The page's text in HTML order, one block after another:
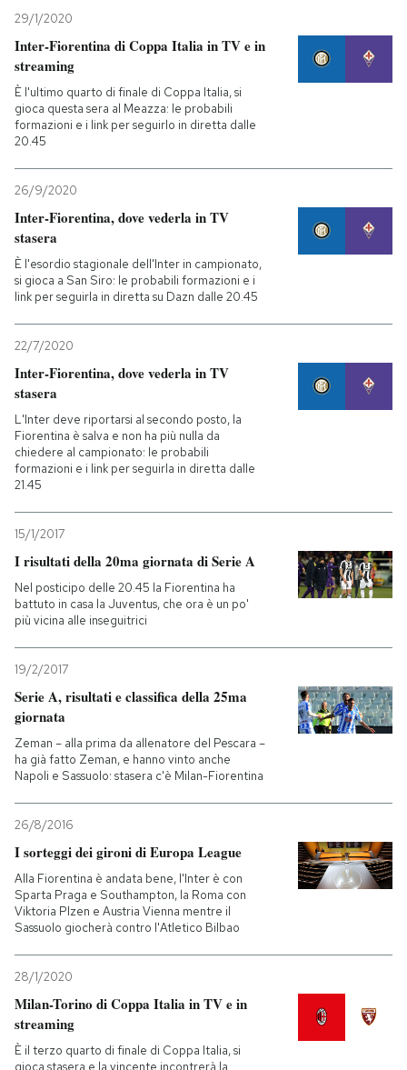
29/1/2020
Inter-Fiorentina di Coppa Italia in TV e in
streaming
È l'ultimo quarto di finale di Coppa Italia, si
gioca questa sera al Meazza: le probabili
formazioni e i link per seguirlo in diretta dalle
20.45
26/9/2020
Inter-Fiorentina, dove vederla in TV
stasera
È l'esordio stagionale dell'Inter in campionato,
si gioca a San Siro: le probabili formazioni e i
link per seguirla in diretta su Dazn dalle 20.45
22/7/2020
Inter-Fiorentina, dove vederla in TV
stasera
L'Inter deve riportarsi al secondo posto, la
Fiorentina è salva e non ha più nulla da
chiedere al campionato: le probabili
formazioni e i link per seguirla in diretta dalle
21.45
15/1/2017
I risultati della 20ma giornata di Serie A
Nel posticipo delle 20.45 la Fiorentina ha
battuto in casa la Juventus, che ora è un po'
più vicina alle inseguitrici
19/2/2017
Serie A, risultati e classifica della 25ma
giornata
Zeman – alla prima da allenatore del Pescara –
ha già fatto Zeman, e hanno vinto anche
Napoli e Sassuolo: stasera c'è Milan-Fiorentina
26/8/2016
I sorteggi dei gironi di Europa League
Alla Fiorentina è andata bene, l'Inter è con
Sparta Praga e Southampton, la Roma con
Viktoria Plzen e Austria Vienna mentre il
Sassuolo giocherà contro l'Atletico Bilbao
28/1/2020
Milan-Torino di Coppa Italia in TV e in
streaming
È il terzo quarto di finale di Coppa Italia, si
gioca stasera e la vincente incontrerà la